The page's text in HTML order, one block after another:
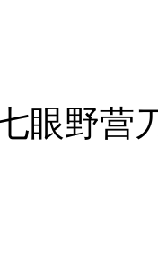
眼野营